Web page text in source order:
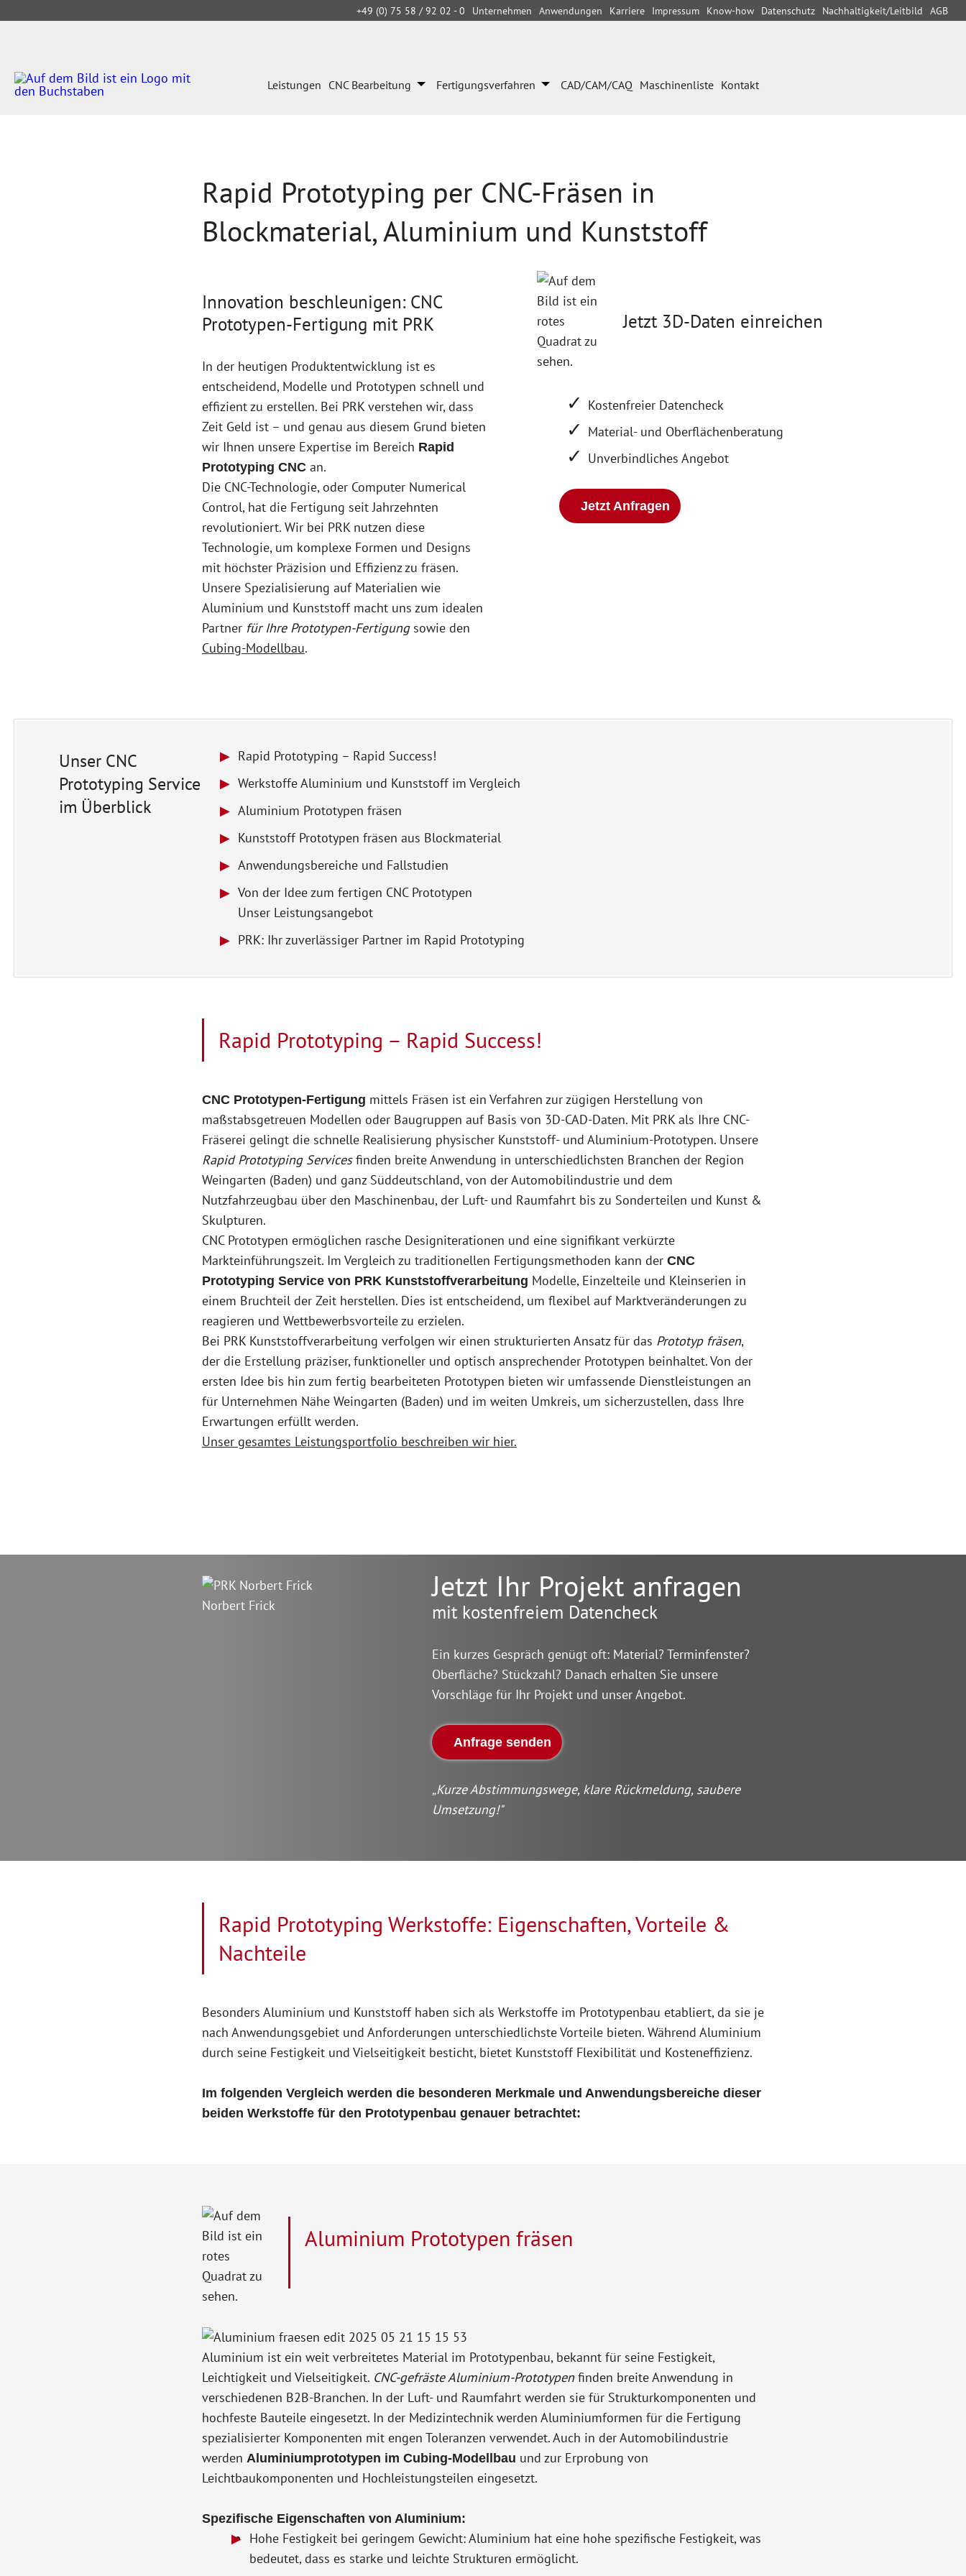
+49 (0) 75 58 / 92 02 - 0 Unternehmen Anwendungen Karriere Impressum Know-how Datenschutz Nachhaltigkeit/Leitbild AGB
Leistungen CNC Bearbeitung Fertigungsverfahren CAD/CAM/CAQ Maschinenliste Kontakt
Rapid Prototyping per CNC-Fräsen in
Blockmaterial, Aluminium und Kunststoff
Innovation beschleunigen: CNC
Prototypen-Fertigung mit PRK
In der heutigen Produktentwicklung ist es
entscheidend, Modelle und Prototypen schnell und
effizient zu erstellen. Bei PRK verstehen wir, dass
Zeit Geld ist – und genau aus diesem Grund bieten
wir Ihnen unsere Expertise im Bereich Rapid
Prototyping CNCan.
Die CNC-Technologie, oder Computer Numerical
Control, hat die Fertigung seit Jahrzehnten
revolutioniert. Wir bei PRK nutzen diese
Technologie, um komplexe Formen und Designs
mit höchster Präzision und Effizienz zu fräsen.
Unsere Spezialisierung auf Materialien wie
Aluminium und Kunststoff macht uns zum idealen
Partner für Ihre Prototypen-Fertigungsowie den
Cubing-Modellbau.
Jetzt 3D-Daten einreichen
Kostenfreier Datencheck
Material- und Oberflächenberatung
Unverbindliches Angebot
Jetzt Anfragen
Unser CNC
Prototyping Service
im Überblick
Rapid Prototyping – Rapid Success!
Werkstoffe Aluminium und Kunststoff im Vergleich
Aluminium Prototypen fräsen
Kunststoff Prototypen fräsen aus Blockmaterial
Anwendungsbereiche und Fallstudien
Von der Idee zum fertigen CNC Prototypen
Unser Leistungsangebot
PRK: Ihr zuverlässiger Partner im Rapid Prototyping
Rapid Prototyping – Rapid Success!
CNC Prototypen-Fertigung mittels Fräsen ist ein Verfahren zur zügigen Herstellung von
maßstabsgetreuen Modellen oder Baugruppen auf Basis von 3D-CAD-Daten. Mit PRK als Ihre CNC-
Fräserei gelingt die schnelle Realisierung physischer Kunststoff- und Aluminium-Prototypen. Unsere
Rapid Prototyping Servicesfinden breite Anwendung in unterschiedlichsten Branchen der Region
Weingarten (Baden) und ganz Süddeutschland, von der Automobilindustrie und dem
Nutzfahrzeugbau über den Maschinenbau, der Luft- und Raumfahrt bis zu Sonderteilen und Kunst &
Skulpturen.
CNC Prototypen ermöglichen rasche Designiterationen und eine signifikant verkürzte
Markteinführungszeit. Im Vergleich zu traditionellen Fertigungsmethoden kann der CNC
Prototyping Service von PRK Kunststoffverarbeitung Modelle, Einzelteile und Kleinserien in
einem Bruchteil der Zeit herstellen. Dies ist entscheidend, um flexibel auf Marktveränderungen zu
reagieren und Wettbewerbsvorteile zu erzielen.
Bei PRK Kunststoffverarbeitung verfolgen wir einen strukturierten Ansatz für das Prototyp fräsen,
der die Erstellung präziser, funktioneller und optisch ansprechender Prototypen beinhaltet. Von der
ersten Idee bis hin zum fertig bearbeiteten Prototypen bieten wir umfassende Dienstleistungen an
für Unternehmen Nähe Weingarten (Baden) und im weiten Umkreis, um sicherzustellen, dass Ihre
Erwartungen erfüllt werden.
Unser gesamtes Leistungsportfolio beschreiben wir hier.
Norbert Frick
Jetzt Ihr Projekt anfragen
mit kostenfreiem Datencheck
Ein kurzes Gespräch genügt oft: Material? Terminfenster?
Oberfläche? Stückzahl? Danach erhalten Sie unsere
Vorschläge für Ihr Projekt und unser Angebot.
Anfrage senden
„Kurze Abstimmungswege, klare Rückmeldung, saubere
Umsetzung!"
Rapid Prototyping Werkstoffe: Eigenschaften, Vorteile &
Nachteile
Besonders Aluminium und Kunststoff haben sich als Werkstoffe im Prototypenbau etabliert, da sie je
nach Anwendungsgebiet und Anforderungen unterschiedlichste Vorteile bieten. Während Aluminium
durch seine Festigkeit und Vielseitigkeit besticht, bietet Kunststoff Flexibilität und Kosteneffizienz.
Im folgenden Vergleich werden die besonderen Merkmale und Anwendungsbereiche dieser
beiden Werkstoffe für den Prototypenbau genauer betrachtet:
Aluminium Prototypen fräsen
Aluminium ist ein weit verbreitetes Material im Prototypenbau, bekannt für seine Festigkeit,
Leichtigkeit und Vielseitigkeit. CNC-gefräste Aluminium-Prototypenfinden breite Anwendung in
verschiedenen B2B-Branchen. In der Luft- und Raumfahrt werden sie für Strukturkomponenten und
hochfeste Bauteile eingesetzt. In der Medizintechnik werden Aluminiumformen für die Fertigung
spezialisierter Komponenten mit engen Toleranzen verwendet. Auch in der Automobilindustrie
werden Aluminiumprototypen im Cubing-Modellbau und zur Erprobung von
Leichtbaukomponenten und Hochleistungsteilen eingesetzt.
Spezifische Eigenschaften von Aluminium:
Hohe Festigkeit bei geringem Gewicht: Aluminium hat eine hohe spezifische Festigkeit, was
bedeutet, dass es starke und leichte Strukturen ermöglicht.